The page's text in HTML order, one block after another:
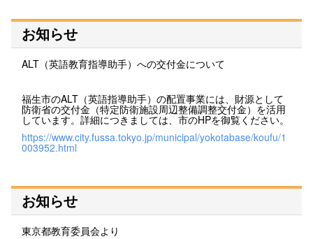
お知らせ
ALT（英語教育指導助手）への交付金について
福生市のALT（英語指導助手）の配置事業には、財源として
防衛省の交付金（特定防衛施設周辺整備調整交付金）を活用
しています。詳細につきましては、市のHPを御覧ください。
https://www.city.fussa.tokyo.jp/municipal/yokotabase/koufu/1
003952.html
お知らせ
東京都教育委員会より